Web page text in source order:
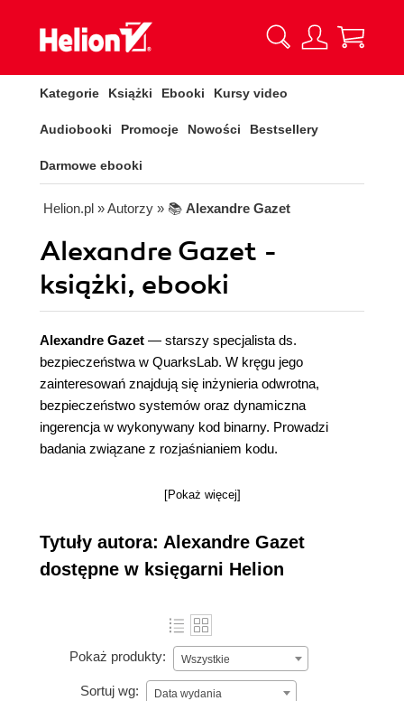
Kategorie Książki Ebooki Kursy video
Audiobooki Promocje Nowości Bestsellery
Darmowe ebooki
Helion.pl » Autorzy » 📚 Alexandre Gazet
Alexandre Gazet -
książki, ebooki
Alexandre Gazet — starszy specjalista ds.
bezpieczeństwa w QuarksLab. W kręgu jego
zainteresowań znajdują się inżynieria odwrotna,
bezpieczeństwo systemów oraz dynamiczna
ingerencja w wykonywany kod binarny. Prowadzi
badania związane z rozjaśnianiem kodu.
[Pokaż więcej]
Tytuły autora: Alexandre Gazet
dostępne w księgarni Helion
Pokaż produkty: Wszystkie
Sortuj wg: Data wydania